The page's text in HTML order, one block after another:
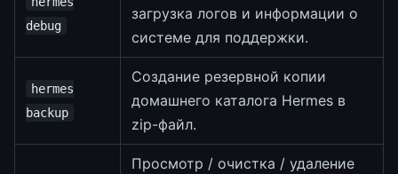
debug
загрузка логов и информации о
системе для поддержки.
hermes
backup
Создание резервной копии
домашнего каталога Hermes в
zip-файл.
Просмотр / очистка / удаление